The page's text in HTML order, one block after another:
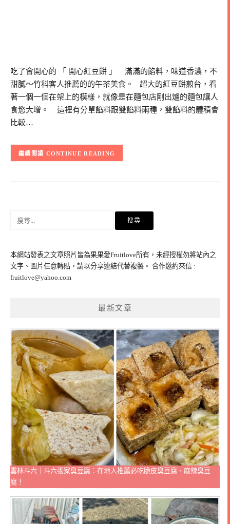
吃了會開心的 「 開心紅豆餅 」 滿滿的餡料，味道香濃，不
甜膩～竹科客人推薦的的午茶美食。 超大的紅豆餅煎台，看
著一個一個在架上的模樣，就像是在麵包店剛出爐的麵包讓人
食慾大增。 這裡有分單餡料跟雙餡料兩種，雙餡料的體積會
比較…
CONTINUE READING
字:
本網站發表之文章照片皆為果果愛Fruitlove所有，未經授權勿將站內之
文字、圖片任意轉貼，請以分享連結代替複製。 合作邀約來信 :
fruitlove@yahoo.com
最新文章
雲林斗六｜斗六張家臭豆腐：在地人推薦必吃脆皮臭豆腐、麻辣臭豆
腐！